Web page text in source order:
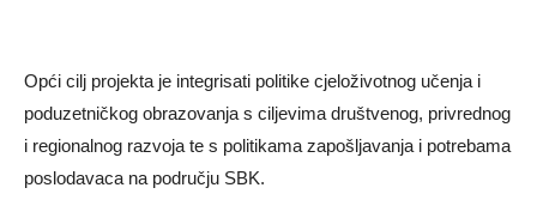
Opći cilj projekta je integrisati politike cjeloživotnog učenja i
poduzetničkog obrazovanja s ciljevima društvenog, privrednog
i regionalnog razvoja te s politikama zapošljavanja i potrebama
poslodavaca na području SBK.